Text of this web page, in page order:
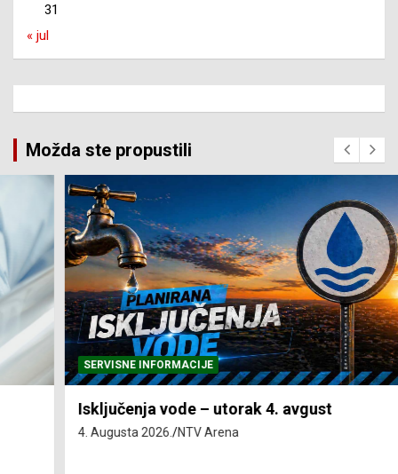
31
« jul
Možda ste propustili
SERVISNE INFORMACIJE
Isključenja vode – utorak 4. avgust
4. Augusta 2026. NTV Arena